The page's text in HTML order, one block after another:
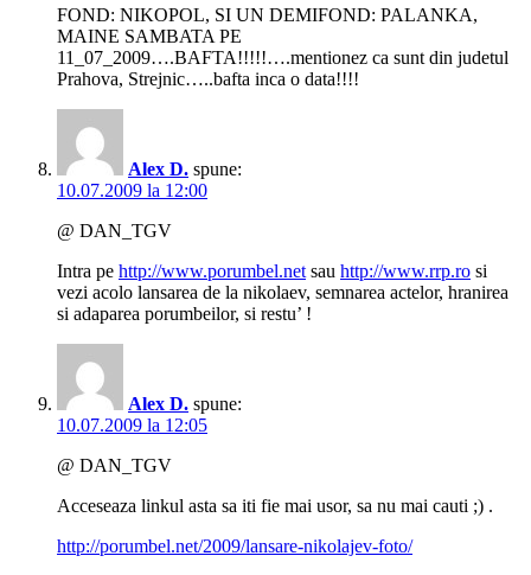
FOND: NIKOPOL, SI UN DEMIFOND: PALANKA,
MAINE SAMBATA PE
11_07_2009….BAFTA!!!!!….mentionez ca sunt din judetul
Prahova, Strejnic…..bafta inca o data!!!!
Alex D. spune:
10.07.2009 la 12:00
@ DAN_TGV
Intra pe http://www.porumbel.netsau http://www.rrp.ro si
vezi acolo lansarea de la nikolaev, semnarea actelor, hranirea
si adaparea porumbeilor, si restu’ !
Alex D. spune:
10.07.2009 la 12:05
@ DAN_TGV
Acceseaza linkul asta sa iti fie mai usor, sa nu mai cauti ;) .
http://porumbel.net/2009/lansare-nikolajev-foto/